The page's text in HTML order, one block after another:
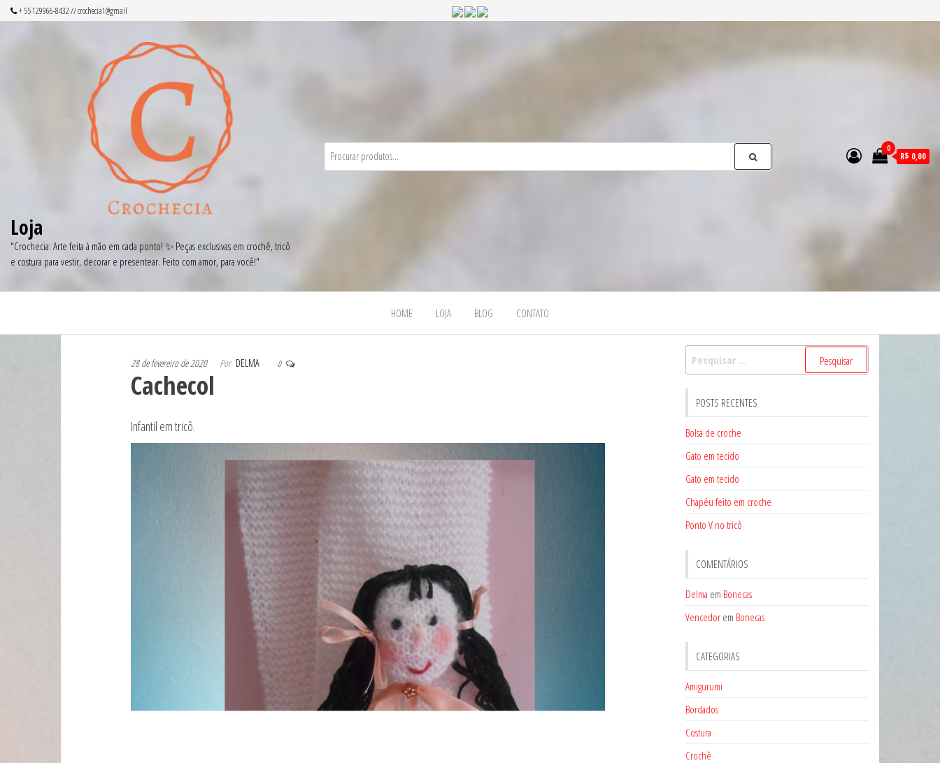
Pular+ 55 129966-8432 // crochecia1@gmail
Loja
"Crochecia: Arte feita à mão em cada ponto! ✨ Peças exclusivas em crochê, tricô
e costura para vestir, decorar e presentear. Feito com amor, para você!"
0
R$ 0,00
HOME LOJA BLOG CONTATO
28 de fevereiro de 2020 Por DELMA 0
Cachecol
Infantil em tricô.
Pesquisar
por:
POSTS RECENTES
Bolsa de croche
Gato em tecido
Gato em tecido
Chapéu feito em croche
Ponto V no tricô
COMENTÁRIOS
Delma em Bonecas
Vencedorem Bonecas
CATEGORIAS
Amigurumi
Bordados
Costura
Crochê